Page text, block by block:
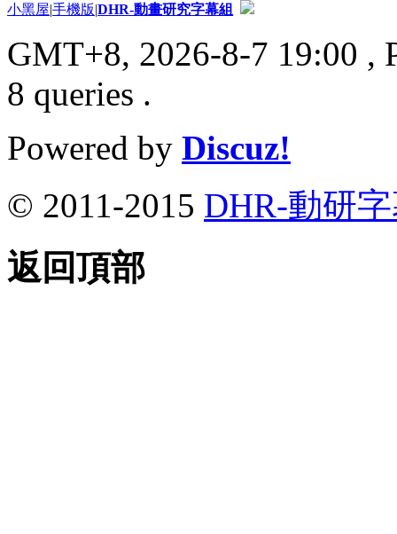
小黑屋|手機版|DHR-動畫研究字幕組
GMT+8, 2026-8-7 19:00 ,
8 queries .
Powered by Discuz!
© 2011-2015 DHR-動研
返回頂部